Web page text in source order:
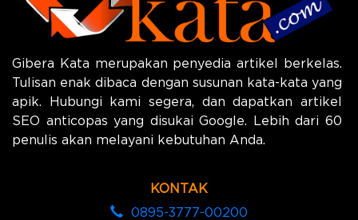
Gibera Kata merupakan penyedia artikel berkelas.
Tulisan enak dibaca dengan susunan kata-kata yang
apik. Hubungi kami segera, dan dapatkan artikel
SEO anticopas yang disukai Google. Lebih dari 60
penulis akan melayani kebutuhan Anda.
KONTAK
0895-3777-00200